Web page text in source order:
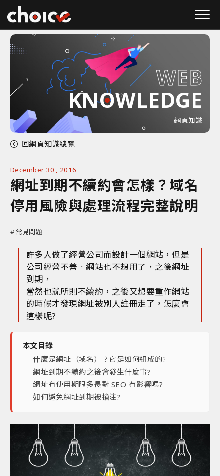
WEB
KNOWLEDGE
網頁知識
回網頁知識總覽
December 30 , 2016
網址到期不續約會怎樣？域名
停用風險與處理流程完整說明
#常見問題
許多人做了經營公司而設計一個網站，但是
公司經營不善，網站也不想用了，之後網址
到期，
當然也就所則不續約，之後又想要重作網站
的時候才發現網址被別人註冊走了，怎麼會
這樣呢?
本文目錄
什麼是網址（域名）？它是如何組成的?
網址到期不續約之後會發生什麼事?
網址有使用期限多長對 SEO 有影響嗎?
如何避免網址到期被搶注?